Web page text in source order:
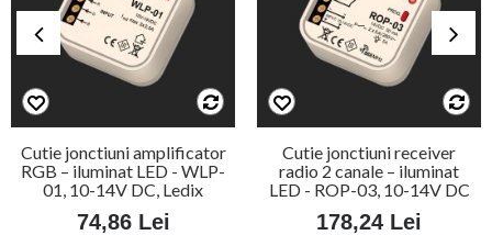
Cutie jonctiuni amplificator
RGB – iluminat LED - WLP-
01, 10-14V DC, Ledix
74,86 Lei
Cutie jonctiuni receiver
radio 2 canale – iluminat
LED - ROP-03, 10-14V DC
178,24 Lei